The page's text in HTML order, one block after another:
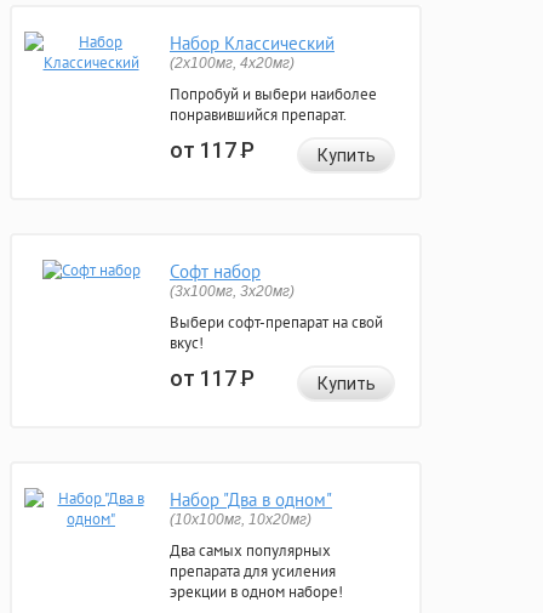
Набор Классический
(2x100мг, 4x20мг)
Попробуй и выбери наиболее
понравившийся препарат.
от 117Р Купить
Софт набор
(3x100мг, 3x20мг)
Выбери софт-препарат на свой
вкус!
от 117Р Купить
Набор "Два в одном"
(10x100мг, 10x20мг)
Два самых популярных
препарата для усиления
эрекции в одном наборе!